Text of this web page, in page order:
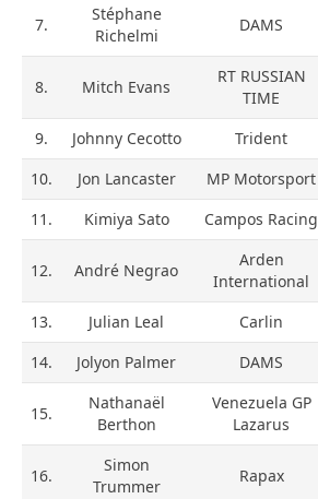
7.
Stéphane
Richelmi
DAMS
8. Mitch Evans
RT RUSSIAN
TIME
9. Johnny Cecotto Trident
10.
Jon Lancaster MP Motorsport
11.
Kimiya Sato Campos Racing
12. André Negrao
Arden
International
13. Julian Leal Carlin
14.
Jolyon Palmer DAMS
15.
Nathanaël
Berthon
Venezuela GP
Lazarus
16.
Simon
Trummer
Rapax